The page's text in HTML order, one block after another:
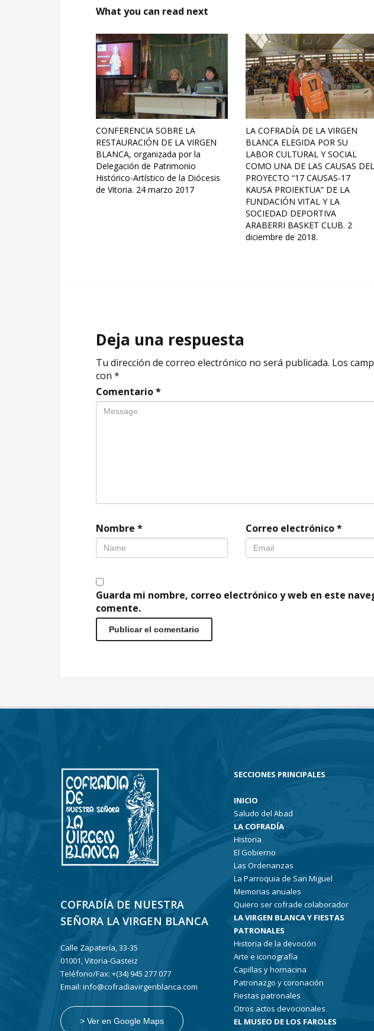
What you can read next
CONFERENCIA SOBRE LA
RESTAURACIÓN DE LA VIRGEN
BLANCA, organizada por la
Delegación de Patrimonio
Histórico-Artístico de la Diócesis
de Vitoria. 24 marzo 2017
LA COFRADÍA DE LA VIRGEN
BLANCA ELEGIDA POR SU
LABOR CULTURAL Y SOCIAL
COMO UNA DE LAS CAUSAS DEL
PROYECTO “17 CAUSAS-17
KAUSA PROIEKTUA” DE LA
FUNDACIÓN VITAL Y LA
SOCIEDAD DEPORTIVA
ARABERRI BASKET CLUB. 2
diciembre de 2018.
Deja una respuesta
Tu dirección de correo electrónico no será publicada. Los
con *
Comentario*
Nombre * Correo electrónico*
Guarda mi nombre, correo electrónico y web en este
comente.
COFRADÍA DE NUESTRA
SEÑORA LA VIRGEN BLANCA
Calle Zapatería, 33-35
01001, Vitoria-Gasteiz
Teléfono/Fax: +(34) 945 277 077
Email: info@cofradiavirgenblanca.com
> Ver en Google Maps
SECCIONES PRINCIPALES
INICIO
Saludo del Abad
LA COFRADÍA
Historia
El Gobierno
Las Ordenanzas
La Parroquia de San Miguel
Memorias anuales
Quiero ser cofrade colaborador
LA VIRGEN BLANCA Y FIESTAS
PATRONALES
Historia de la devoción
Arte e iconografía
Capillas y hornacina
Patronazgo y coronación
Fiestas patronales
Otros actos devocionales
EL MUSEO DE LOS FAROLES